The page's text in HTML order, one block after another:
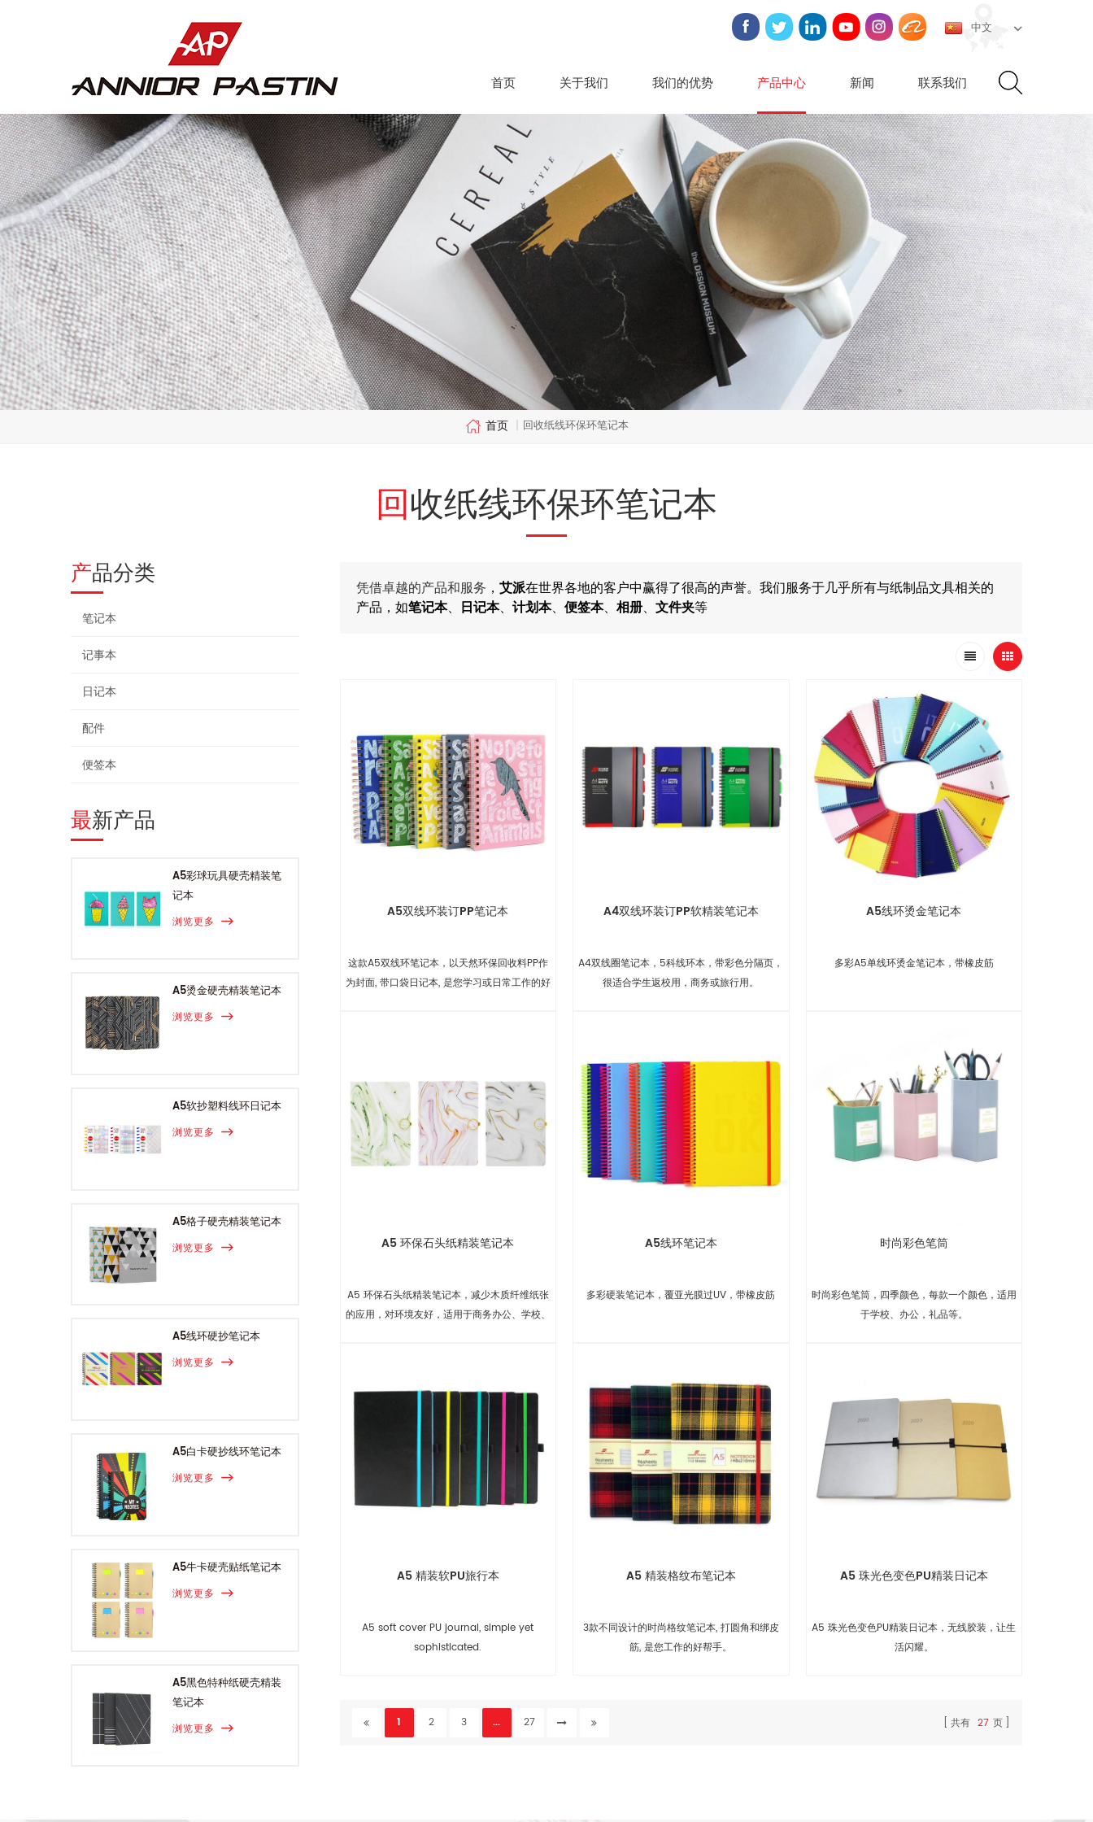
中文
首页 关于我们 我们的优势 产品中心 新闻 联系我们
首页 | 回收纸线环保环笔记本
回收纸线环保环笔记本
产品分类
笔记本
记事本
日记本
配件
便签本
最新产品
A5彩球玩具硬壳精装笔
记本
浏览更多
A5烫金硬壳精装笔记本
浏览更多
A5软抄塑料线环日记本
浏览更多
A5格子硬壳精装笔记本
浏览更多
A5线环硬抄笔记本
浏览更多
A5白卡硬抄线环笔记本
浏览更多
A5牛卡硬壳贴纸笔记本
浏览更多
A5黑色特种纸硬壳精装
笔记本
浏览更多
凭借卓越的产品和服务 ， 艾派在世界各地的客户中赢得了很高的声誉。我们服务于几乎所有与纸制品文具相关的
产品，如笔记本、 日记本、 计划本、 便签本、 相册、 文件夹等
A5双线环装订PP笔记本
这款A5双线环笔记本，以天然环保回收料PP作
为封面, 带口袋日记本, 是您学习或日常工作的好
A4双线环装订PP软精装笔记本
A4双线圈笔记本，5科线环本，带彩色分隔页，
很适合学生返校用，商务或旅行用。
A5线环烫金笔记本
多彩A5单线环烫金笔记本，带橡皮筋
A5 环保石头纸精装笔记本
A5 环保石头纸精装笔记本，减少木质纤维纸张
的应用，对环境友好，适用于商务办公、学校、
A5线环笔记本
多彩硬装笔记本，覆亚光膜过UV，带橡皮筋
时尚彩色笔筒
时尚彩色笔筒，四季颜色，每款一个颜色，适用
于学校、办公，礼品等。
A5 精装软PU旅行本
A5 soft cover PU journal, simple yet
sophisticated.
A5 精装格纹布笔记本
3款不同设计的时尚格纹笔记本, 打圆角和绑皮
筋, 是您工作的好帮手。
A5 珠光色变色PU精装日记本
A5 珠光色变色PU精装日记本，无线胶装，让生
活闪耀。
1 2 3 ... 27 共有 27 页